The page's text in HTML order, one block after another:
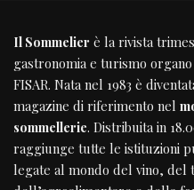
Il Sommelier è la rivista
gastronomia e turismo
FISAR. Nata nel 1983 è
magazine di riferimento nel
sommellerie. Distribuita in
raggiunge tutte le istituzioni
legate al mondo del vino, del